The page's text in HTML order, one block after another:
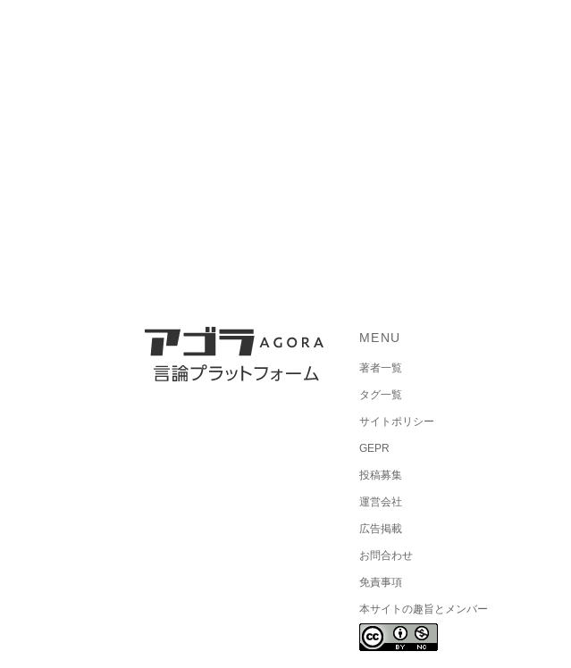
MENU
著者一覧
タグ一覧
サイトポリシー
GEPR
投稿募集
運営会社
広告掲載
お問合わせ
免責事項
本サイトの趣旨とメンバー